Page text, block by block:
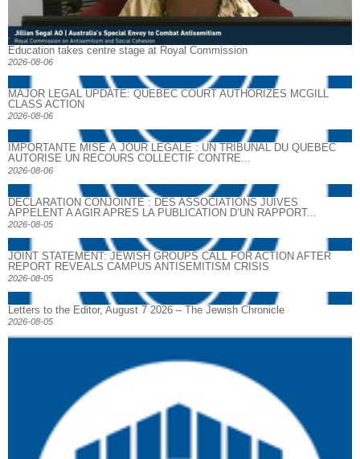
Education takes centre stage at Royal Commission
2026-08-06
MAJOR LEGAL UPDATE: QUEBEC COURT AUTHORIZES MCGILL
CLASS ACTION
2026-08-06
IMPORTANTE MISE À JOUR LÉGALE : UN TRIBUNAL DU QUÉBEC
AUTORISE UN RECOURS COLLECTIF CONTRE...
2026-08-06
DECLARATION CONJOINTE : DES ASSOCIATIONS JUIVES
APPELENT A AGIR APRES LA PUBLICATION D’UN RAPPORT...
2026-08-05
JOINT STATEMENT: JEWISH GROUPS CALL FOR ACTION AFTER
REPORT REVEALS CAMPUS ANTISEMITISM CRISIS
2026-08-05
Letters to the Editor, August 7 2026 – The Jewish Chronicle
2026-08-05